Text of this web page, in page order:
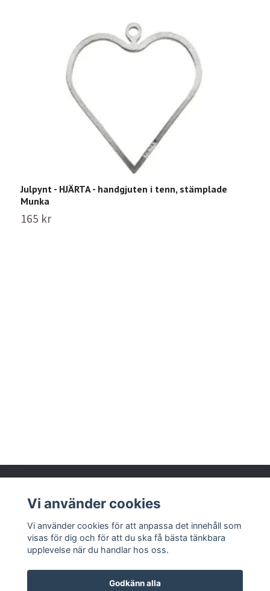
Julpynt - HJÄRTA - handgjuten i tenn, stämplade
Munka
165 kr
Läs mer
Vi använder cookies
Vi använder cookies för att anpassa det innehåll som
visas för dig och för att du ska få bästa tänkbara
upplevelse när du handlar hos oss.
Godkänn alla